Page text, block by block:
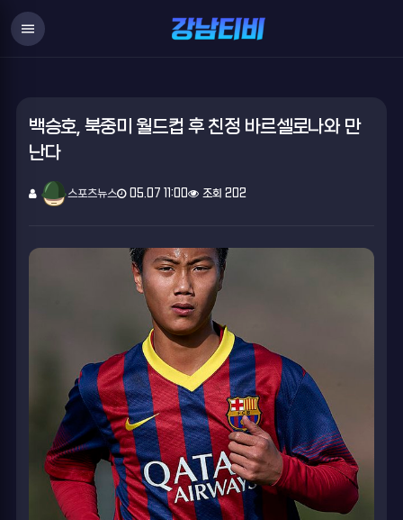
menu
백승호, 북중미 월드컵 후 친정 바르셀로나와 만
난다
스포츠뉴스 05.07 11:00 조회 202